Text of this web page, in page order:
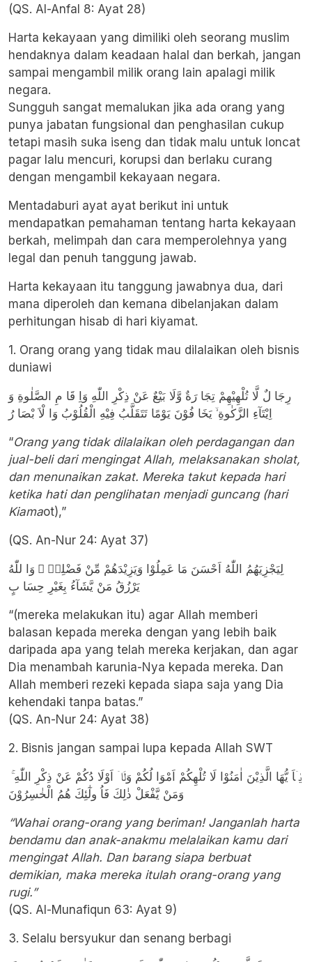
(QS. Al-Anfal 8: Ayat 28)
Harta kekayaan yang dimiliki oleh seorang muslim
hendaknya dalam keadaan halal dan berkah, jangan
sampai mengambil milik orang lain apalagi milik
negara.
Sungguh sangat memalukan jika ada orang yang
punya jabatan fungsional dan penghasilan cukup
tetapi masih suka iseng dan tidak malu untuk loncat
pagar lalu mencuri, korupsi dan berlaku curang
dengan mengambil kekayaan negara.
Mentadaburi ayat ayat berikut ini untuk
mendapatkan pemahaman tentang harta kekayaan
berkah, melimpah dan cara memperolehnya yang
legal dan penuh tanggung jawab.
Harta kekayaan itu tanggung jawabnya dua, dari
mana diperoleh dan kemana dibelanjakan dalam
perhitungan hisab di hari kiyamat.
1. Orang orang yang tidak mau dilalaikan oleh bisnis
duniawi
رِجَا لٌ لَّا تُلْهِيْهِمْ تِجَا رَةٌ وَّلَا بَيْعٌ عَنْ ذِكْرِ اللّٰهِ وَاِ قَا مِ الصَّلٰوةِ وَ
اِيْتَآءِ الزَّكٰوةِ ۙ يَخَا فُوْنَ يَوْمًا تَتَقَلَّبُ فِيْهِ الْقُلُوْبُ وَا لْاَ بْصَا رُ
“Orang yang tidak dilalaikan oleh perdagangan dan
jual-beli dari mengingat Allah, melaksanakan sholat,
dan menunaikan zakat. Mereka takut kepada hari
ketika hati dan penglihatan menjadi guncang (hari
Kiamaot),”
(QS. An-Nur 24: Ayat 37)
لِيَجْزِيَهُمُ اللّٰهُ اَحْسَنَ مَا عَمِلُوْا وَيَزِيْدَهُمْ مِّنْ فَضْلِهٖ ۗ وَا للّٰهُ
يَرْزُقُ مَنْ يَّشَآءُ بِغَيْرِ حِسَا بٍ
“(mereka melakukan itu) agar Allah memberi
balasan kepada mereka dengan yang lebih baik
daripada apa yang telah mereka kerjakan, dan agar
Dia menambah karunia-Nya kepada mereka. Dan
Allah memberi rezeki kepada siapa saja yang Dia
kehendaki tanpa batas.”
(QS. An-Nur 24: Ayat 38)
2. Bisnis jangan sampai lupa kepada Allah SWT
يٰۤاَ يُّهَا الَّذِيْنَ اٰمَنُوْا لَا تُلْهِكُمْ اَمْوَا لُكُمْ وَلَاۤ اَوْلَا دُكُمْ عَنْ ذِكْرِ اللّٰهِ ۚ
وَمَنْ يَّفْعَلْ ذٰلِكَ فَاُ ولٰٓئِكَ هُمُ الْخٰسِرُوْنَ
“Wahai orang-orang yang beriman! Janganlah harta
bendamu dan anak-anakmu melalaikan kamu dari
mengingat Allah. Dan barang siapa berbuat
demikian, maka mereka itulah orang-orang yang
rugi.”
(QS. Al-Munafiqun 63: Ayat 9)
3. Selalu bersyukur dan senang berbagi